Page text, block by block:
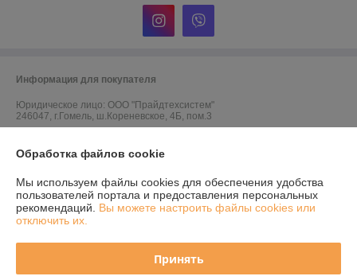
Информация для покупателя
Юридическое лицо: ООО "Прайдтехсистем"
246047, г.Гомель, ш.Кореневское, 4Б, пом.3
Регистрационный орган: Гомельский городской исполнительный
Ссылка на свидетельство/лицензию
Обработка файлов cookie
Мы используем файлы cookies для обеспечения удобства
пользователей портала и предоставления персональных
рекомендаций. Вы можете настроить файлы cookies или
отключить их.
Принять